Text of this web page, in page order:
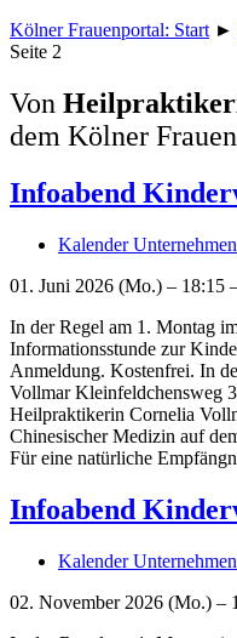
Kölner Frauenportal: Start ►
Seite 2
Von
dem Kölner
Infoabend
Kalender Unternehmen
01. Juni 2026 (Mo.) – 18:15
In der Regel am 1. Montag
Informationsstunde zur
Anmeldung. Kostenfrei. In
Vollmar Kleinfeldchensweg
Heilpraktikerin Cornelia
Chinesischer Medizin auf
Für eine natürliche
Infoabend
Kalender Unternehmen
02. November 2026 (Mo.) –